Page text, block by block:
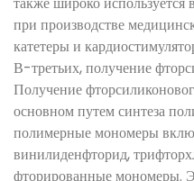
при производстве
катетеры и
В-третьих, получение
Получение
основном путем синтеза
полимерные мономеры
винилиденфторид,
фторированные мономеры.